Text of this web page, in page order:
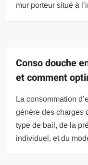
mur porteur situé à
Conso douche
et comment
La consommation
génère des charges
type de bail, de la
individuel, et du